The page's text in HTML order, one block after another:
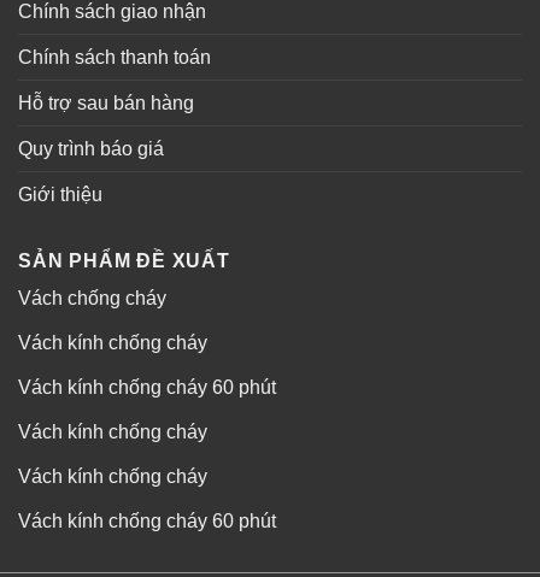
Chính sách giao nhận
Chính sách thanh toán
Hỗ trợ sau bán hàng
Quy trình báo giá
Giới thiệu
SẢN PHẨM ĐỀ XUẤT
Vách chống cháy
Vách kính chống cháy
Vách kính chống cháy 60 phút
Vách kính chống cháy
Vách kính chống cháy
Vách kính chống cháy 60 phút